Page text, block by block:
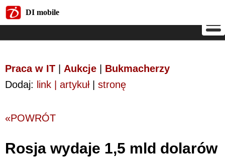
DI mobile
Praca w IT Aukcje
Bukmacherzy
Dodaj: link | artykuł| stronę
«POWRÓT
Rosja wydaje 1,5 mld dolarów
DI mobile